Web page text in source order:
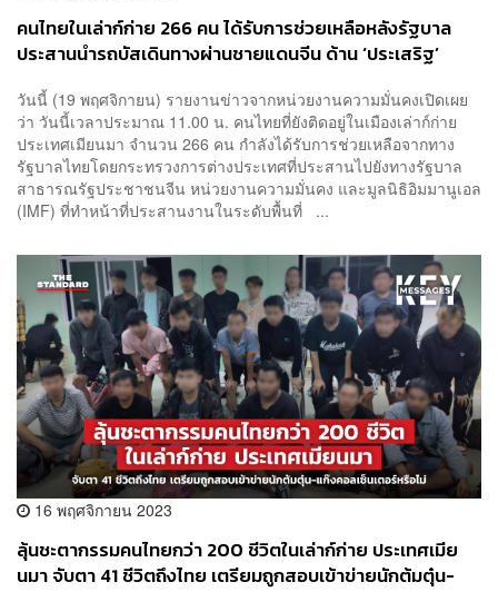
คนไทยในเล่าก์ก่าย 266 คน ได้รับการช่วยเหลือหลังรัฐบาล
ประสานนำรถบัสเดินทางผ่านชายแดนจีน ด้าน ‘ประเสริฐ’
วันนี้ (19 พฤศจิกายน) รายงานข่าวจากหน่วยงานความมั่นคงเปิดเผย
ว่า วันนี้เวลาประมาณ 11.00 น. คนไทยที่ยังติดอยู่ในเมืองเล่าก์ก่าย
ประเทศเมียนมา จำนวน 266 คน กำลังได้รับการช่วยเหลือจากทาง
รัฐบาลไทยโดยกระทรวงการต่างประเทศที่ประสานไปยังทางรัฐบาล
สาธารณรัฐประชาชนจีน หน่วยงานความมั่นคง และมูลนิธิอิมมานูเอล
(IMF) ที่ทำหน้าที่ประสานงานในระดับพื้นที่ ...
16 พฤศจิกายน 2023
ลุ้นชะตากรรมคนไทยกว่า 200 ชีวิตในเล่าก์ก่าย ประเทศเมีย
นมา จับตา 41 ชีวิตถึงไทย เตรียมถูกสอบเข้าข่ายนักต้มตุ๋น-